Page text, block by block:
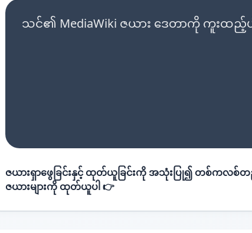
သင်၏ MediaWiki ဇယား ဒေတာကို ကူးထည့်
ဇယားရှာဖွေခြင်းနှင့် ထုတ်ယူခြင်းကို အသုံးပြု၍ တစ်ကလစ်တ
ဇယားများကို ထုတ်ယူပါ 👉